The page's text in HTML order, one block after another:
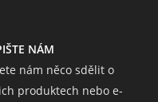
NÁM
nám něco sdělit o
produktech nebo e-